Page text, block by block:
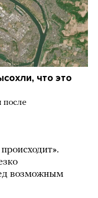
что это
после
возможным